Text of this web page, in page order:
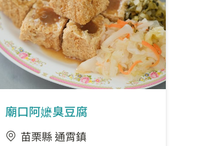
廟口阿嬷臭豆腐
苗栗縣 通霄鎮